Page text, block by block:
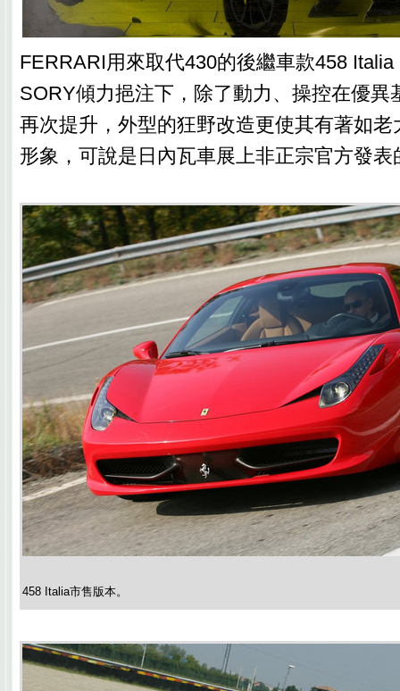
FERRARI用來取代430的後繼車款458
SORY傾力挹注下，除了動力、操控在優異
再次提升，外型的狂野改造更使其有著如
形象，可說是日內瓦車展上非正宗官方發表
458 Italia市售版本。